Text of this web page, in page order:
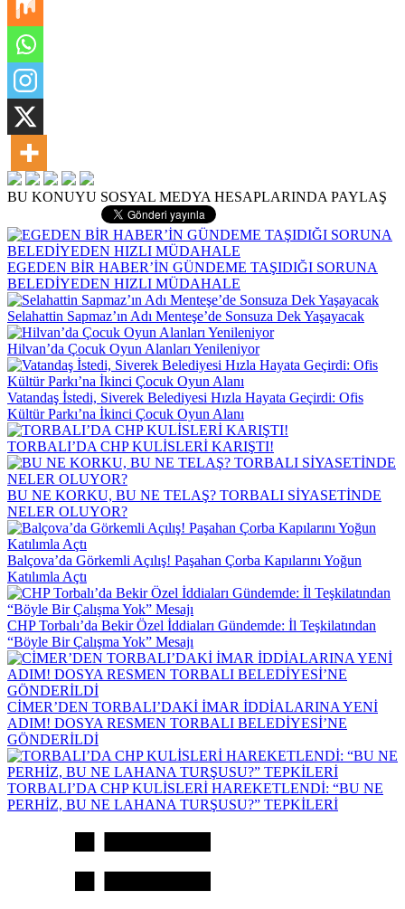
BU KONUYU SOSYAL MEDYA HESAPLARINDA PAYLAŞ
EGEDEN BİR HABER’İN GÜNDEME TAŞIDIĞI SORUNA
BELEDİYEDEN HIZLI MÜDAHALE
Selahattin Sapmaz’ın Adı Menteşe’de Sonsuza Dek Yaşayacak
Hilvan’da Çocuk Oyun Alanları Yenileniyor
Vatandaş İstedi, Siverek Belediyesi Hızla Hayata Geçirdi: Ofis
Kültür Parkı’na İkinci Çocuk Oyun Alanı
TORBALI’DA CHP KULİSLERİ KARIŞTI!
BU NE KORKU, BU NE TELAŞ? TORBALI SİYASETİNDE
NELER OLUYOR?
Balçova’da Görkemli Açılış! Paşahan Çorba Kapılarını Yoğun
Katılımla Açtı
CHP Torbalı’da Bekir Özel İddiaları Gündemde: İl Teşkilatından
“Böyle Bir Çalışma Yok” Mesajı
CİMER’DEN TORBALI’DAKİ İMAR İDDİALARINA YENİ
ADIM! DOSYA RESMEN TORBALI BELEDİYESİ’NE
GÖNDERİLDİ
TORBALI’DA CHP KULİSLERİ HAREKETLENDİ: “BU NE
PERHİZ, BU NE LAHANA TURŞUSU?” TEPKİLERİ